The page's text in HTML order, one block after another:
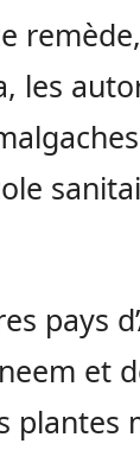
les
pays
et
plantes